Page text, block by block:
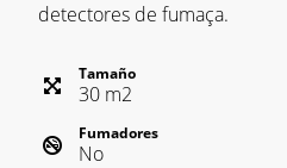
detectores de fumaça.
Tamaño
30 m2
Fumadores
No